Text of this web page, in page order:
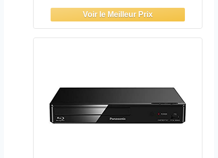
Upscaling avancé | Lecteur
Universel | HDMI & SPDIF coaxial |
UX conviviale